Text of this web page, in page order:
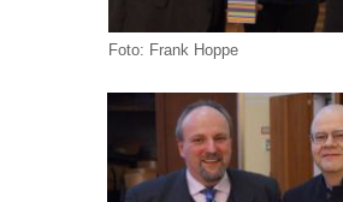
Foto: Frank Hoppe